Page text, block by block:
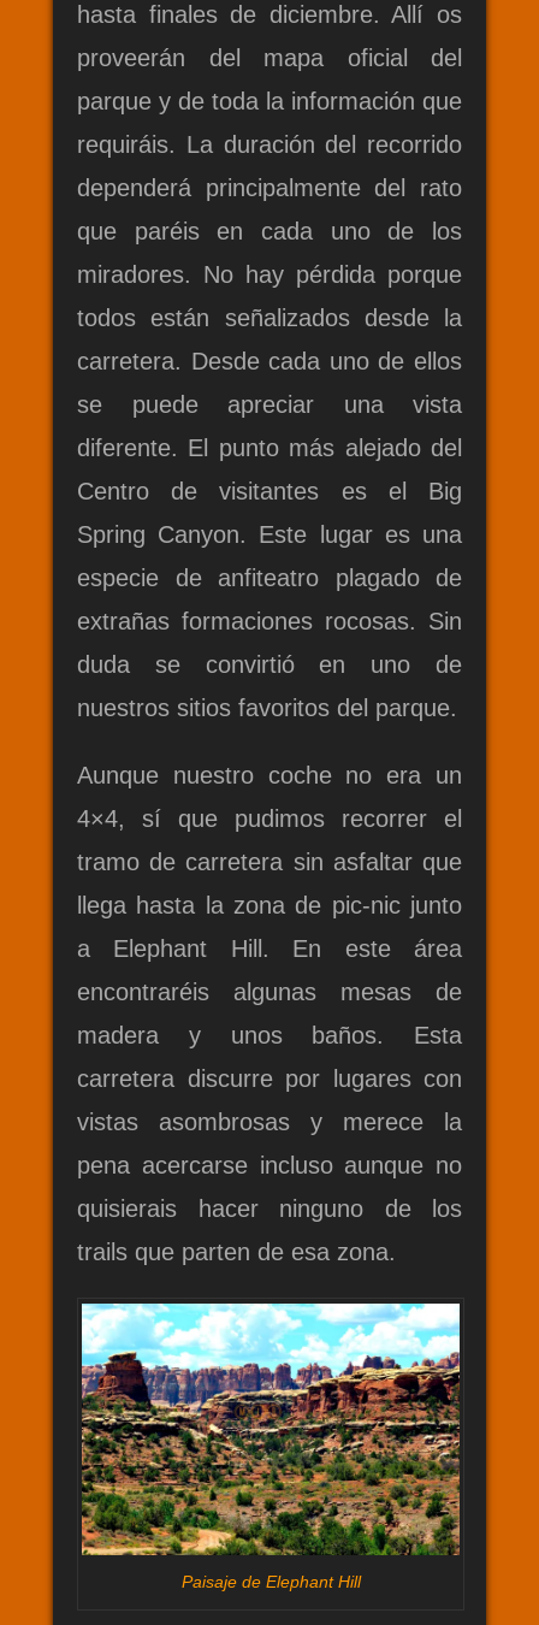
hasta finales de diciembre. Allí os
proveerán del mapa oficial del
parque y de toda la información que
requiráis. La duración del recorrido
dependerá principalmente del rato
que paréis en cada uno de los
miradores. No hay pérdida porque
todos están señalizados desde la
carretera. Desde cada uno de ellos
se puede apreciar una vista
diferente. El punto más alejado del
Centro de visitantes es el Big
Spring Canyon. Este lugar es una
especie de anfiteatro plagado de
extrañas formaciones rocosas. Sin
duda se convirtió en uno de
nuestros sitios favoritos del parque.
Aunque nuestro coche no era un
4×4, sí que pudimos recorrer el
tramo de carretera sin asfaltar que
llega hasta la zona de pic-nic junto
a Elephant Hill. En este área
encontraréis algunas mesas de
madera y unos baños. Esta
carretera discurre por lugares con
vistas asombrosas y merece la
pena acercarse incluso aunque no
quisierais hacer ninguno de los
trails que parten de esa zona.
Paisaje de Elephant Hill